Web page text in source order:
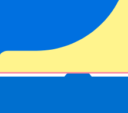
Prix von Belgien? Informieren
für Spa.